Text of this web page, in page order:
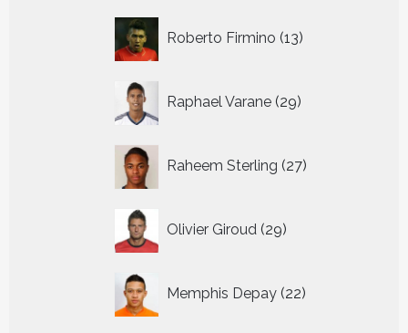
Roberto Firmino 13
producten
Raphael Varane 29
producten
Raheem Sterling 27
producten
Olivier Giroud 29
producten
Memphis Depay 22
producten